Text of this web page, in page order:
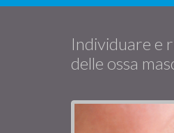
Individuare e
delle ossa